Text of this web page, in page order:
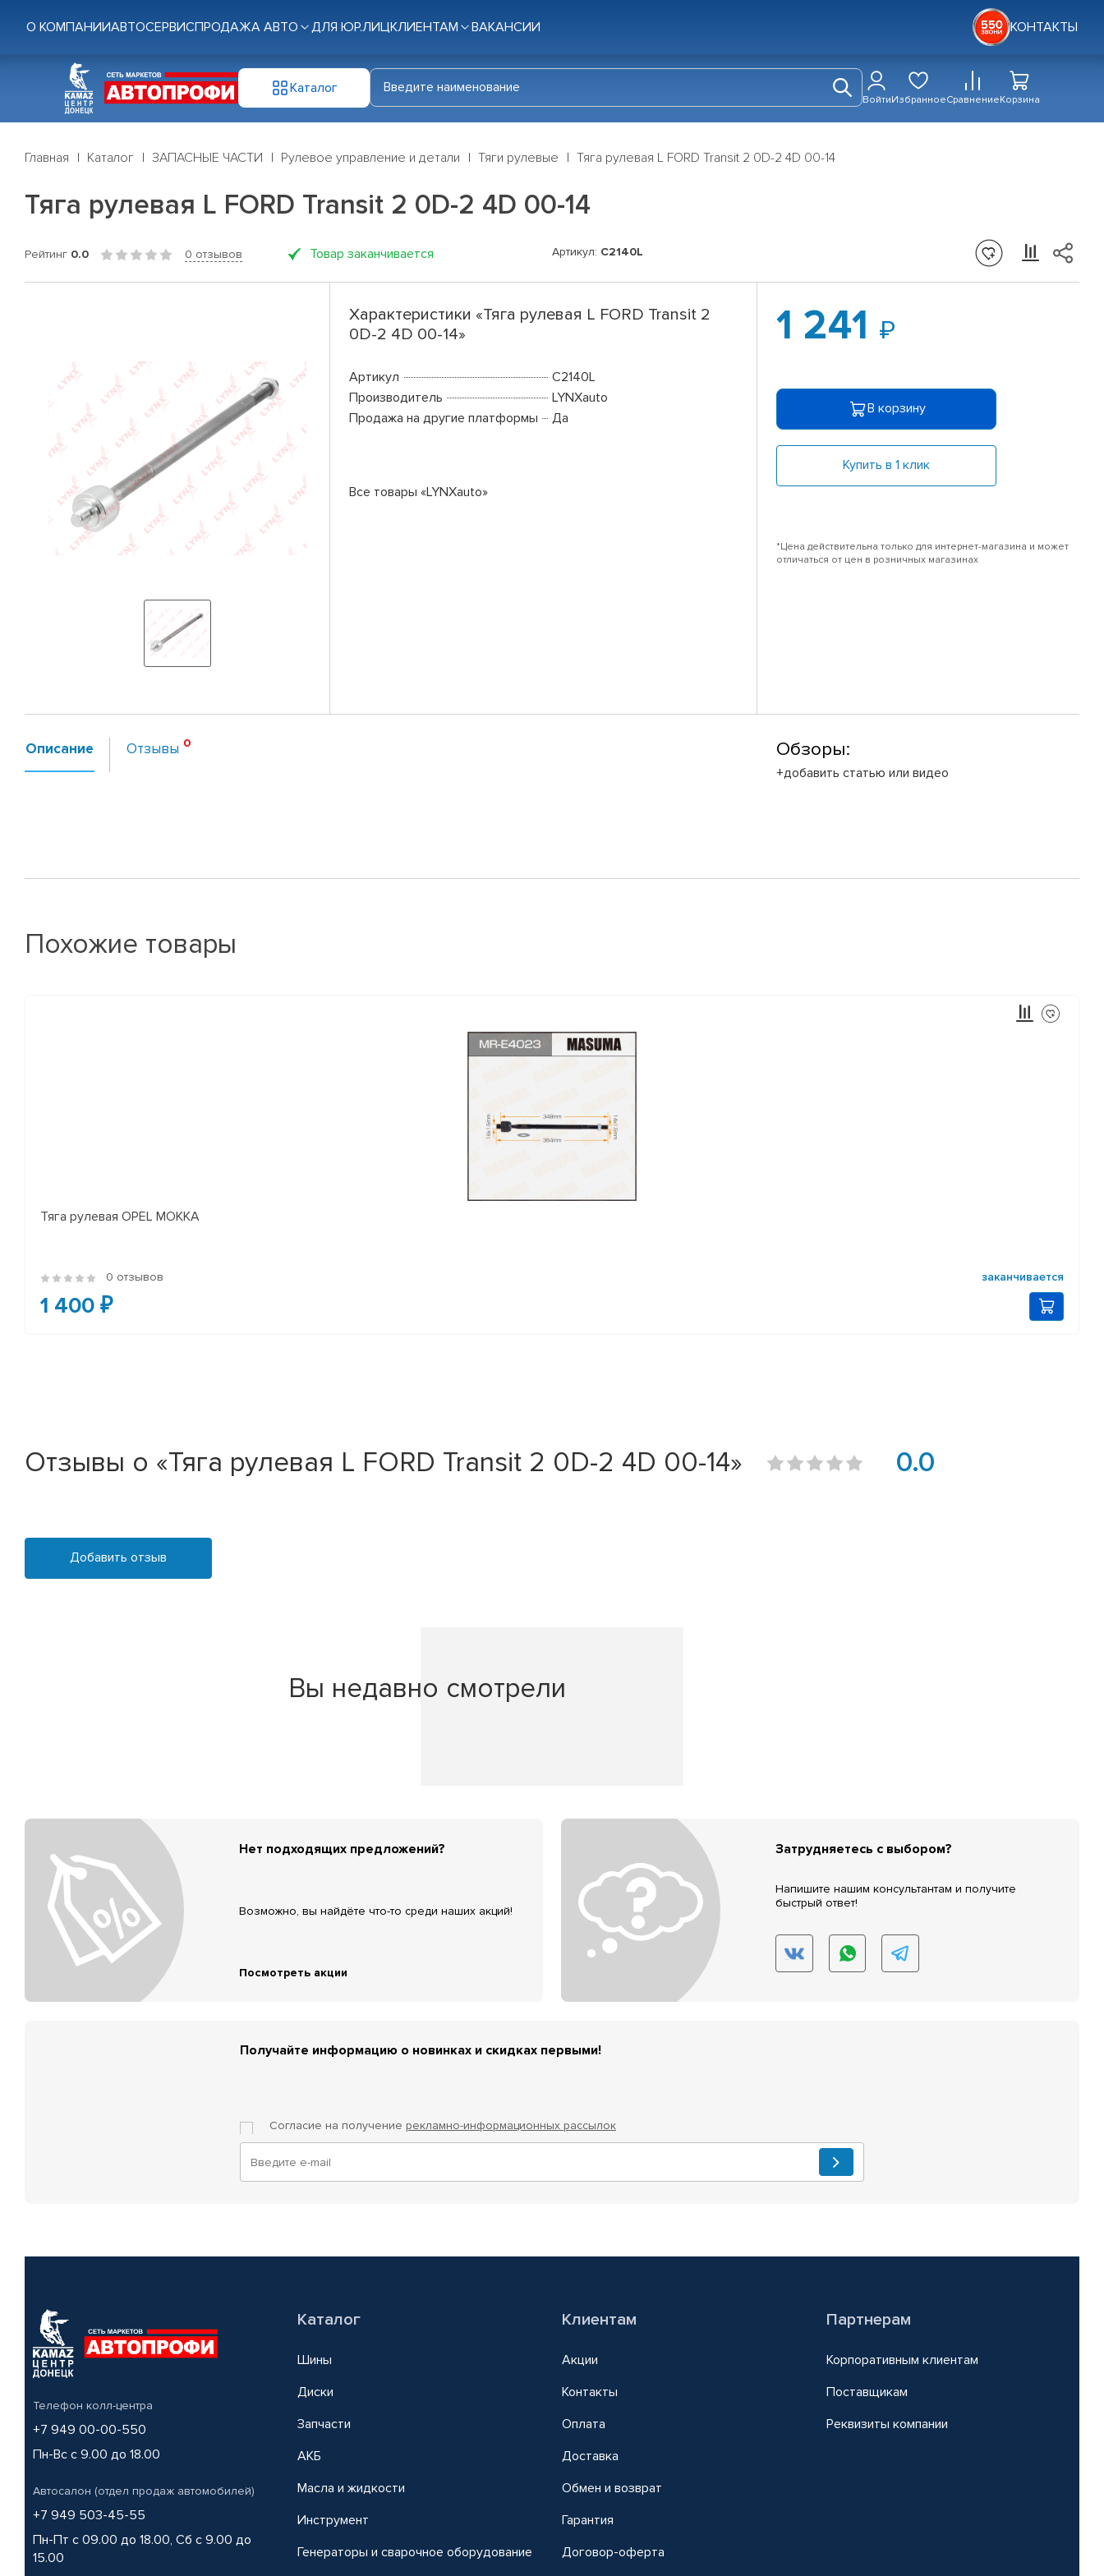
О КОМПАНИИАВТОСЕРВИСПРОДАЖА АВТО ДЛЯ ЮР.ЛИЦКЛИЕНТАМ ВАКАНСИИ КОНТАКТЫ
Каталог
ВойтиИзбранноеСравнениеКорзина
Главная Каталог ЗАПАСНЫЕ ЧАСТИ Рулевое управление и детали Тяги рулевые Тяга рулевая L FORD Transit 2 0D-2 4D 00-14
Тяга рулевая L FORD Transit 2 0D-2 4D 00-14
Рейтинг 0.0 0 отзывов Товар заканчивается Артикул: C2140L
Характеристики «Тяга рулевая L FORD Transit 2
0D-2 4D 00-14»
Артикул
C2140L
Производитель
LYNXauto
Продажа на другие платформы
Да
Все товары «LYNXauto»
1 241
В корзину
Купить в 1 клик
*Цена действительна только для интернет-магазина и может
отличаться от цен в розничных магазинах
Описание Отзывы Обзоры:
+добавить статью или видео
Похожие товары
Тяга рулевая OPEL MOKKA
0 отзывов заканчивается
1 400 ₽
Отзывы о «Тяга рулевая L FORD Transit 2 0D-2 4D 00-14» 0.0
Добавить отзыв
Вы недавно смотрели
Нет подходящих предложений?
Возможно, вы найдёте что-то среди наших акций!
Посмотреть акции
Затрудняетесь с выбором?
Напишите нашим консультантам и получите
быстрый ответ!
Получайте информацию о новинках и скидках первыми!
Согласие на получение рекламно-информационных рассылок
Телефон колл-центра
+7 949 00-00-550
Пн-Вс с 9.00 до 18.00
Автосалон (отдел продаж автомобилей)
+7 949 503-45-55
Пн-Пт с 09.00 до 18.00, Сб с 9.00 до
15.00
Каталог
Шины
Диски
Запчасти
АКБ
Масла и жидкости
Инструмент
Генераторы и сварочное оборудование
Клиентам
Акции
Контакты
Оплата
Доставка
Обмен и возврат
Гарантия
Договор-оферта
Партнерам
Корпоративным клиентам
Поставщикам
Реквизиты компании